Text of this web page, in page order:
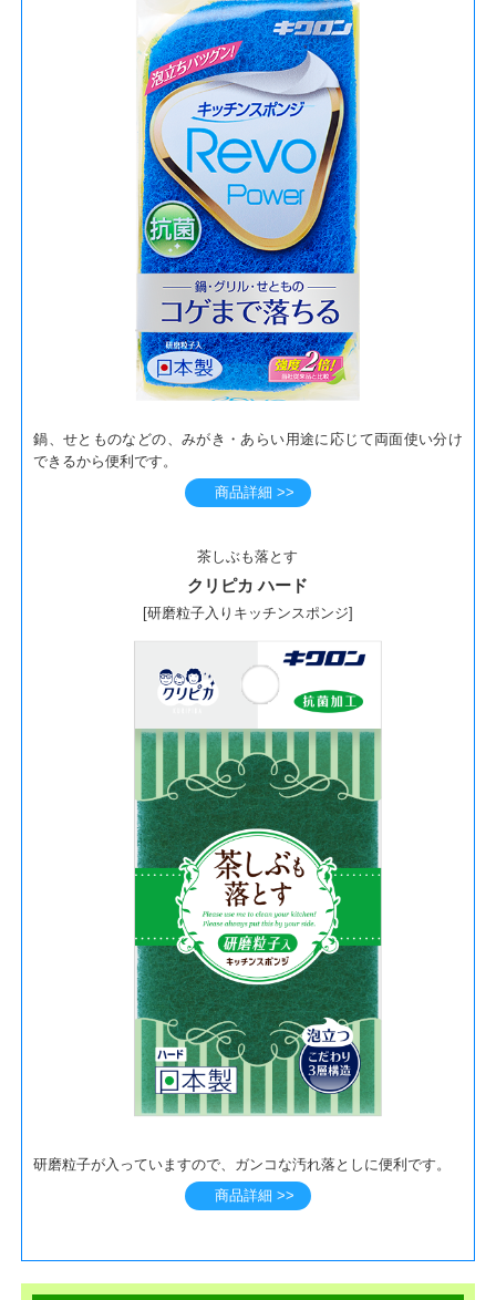
鍋、せとものなどの、みがき・あらい用途に応じて両面使い分け
できるから便利です。
商品詳細 >>
茶しぶも落とす
クリピカ ハード
[研磨粒子入りキッチンスポンジ]
研磨粒子が入っていますので、ガンコな汚れ落としに便利です。
商品詳細 >>